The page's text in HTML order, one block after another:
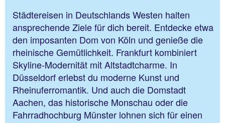
Städtereisen in Deutschlands Westen halten
ansprechende Ziele für dich bereit. Entdecke etwa
den imposanten Dom von Köln und genieße die
rheinische Gemütlichkeit. Frankfurt kombiniert
Skyline-Modernität mit Altstadtcharme. In
Düsseldorf erlebst du moderne Kunst und
Rheinuferromantik. Und auch die Domstadt
Aachen, das historische Monschau oder die
Fahrradhochburg Münster lohnen sich für einen